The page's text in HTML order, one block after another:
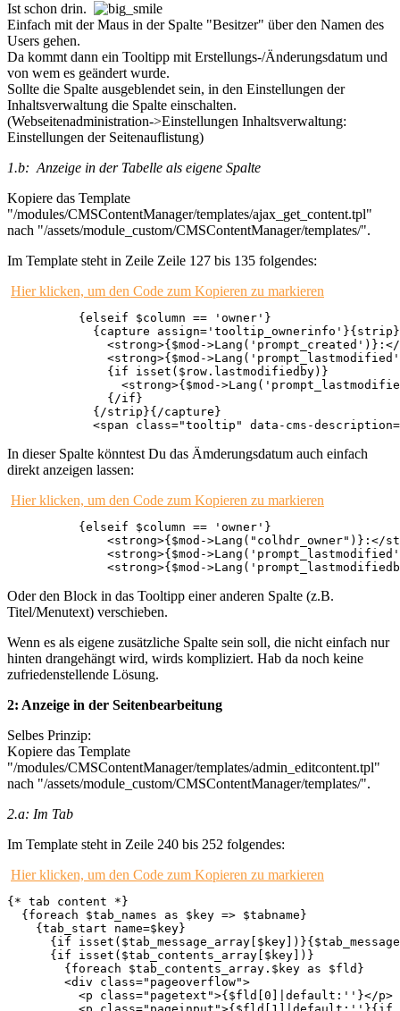
Ist schon drin.
Einfach mit der Maus in der Spalte "Besitzer" über den Namen des
Users gehen.
Da kommt dann ein Tooltipp mit Erstellungs-/Änderungsdatum und
von wem es geändert wurde.
Sollte die Spalte ausgeblendet sein, in den Einstellungen der
Inhaltsverwaltung die Spalte einschalten.
(Webseitenadministration->Einstellungen Inhaltsverwaltung:
Einstellungen der Seitenauflistung)
1.b: Anzeige in der Tabelle als eigene Spalte
Kopiere das Template
"/modules/CMSContentManager/templates/ajax_get_content.tpl"
nach "/assets/module_custom/CMSContentManager/templates/".
Im Template steht in Zeile Zeile 127 bis 135 folgendes:
Hier klicken, um den Code zum Kopieren zu markieren
            {capture assign='tooltip_ownerinfo'}{strip}
<span class="tooltip" data-cms-
In dieser Spalte könntest Du das Ämderungsdatum auch einfach
direkt anzeigen lassen:
Hier klicken, um den Code zum Kopieren zu markieren
<strong>{$mod-
Oder den Block in das Tooltipp einer anderen Spalte (z.B.
Titel/Menutext) verschieben.
Wenn es als eigene zusätzliche Spalte sein soll, die nicht einfach nur
hinten drangehängt wird, wirds kompliziert. Hab da noch keine
zufriedenstellende Lösung.
2: Anzeige in der Seitenbearbeitung
Selbes Prinzip:
Kopiere das Template
"/modules/CMSContentManager/templates/admin_editcontent.tpl"
nach "/assets/module_custom/CMSContentManager/templates/".
2.a: Im Tab
Im Template steht in Zeile 240 bis 252 folgendes:
Hier klicken, um den Code zum Kopieren zu markieren
{* tab content *}
  {foreach $tab_names as $key => $tabname}
    {tab_start name=$key}
{if
      {if isset($tab_contents_array[$key])}
        {foreach $tab_contents_array.$key as $fld}
        <div class="pageoverflow">
          <p class="pagetext">{$fld[0]|default:''}</p>